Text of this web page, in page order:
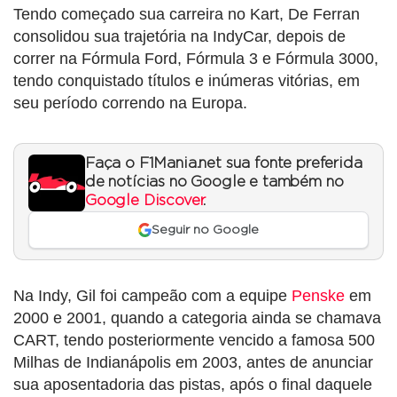
Tendo começado sua carreira no Kart, De Ferran
consolidou sua trajetória na IndyCar, depois de
correr na Fórmula Ford, Fórmula 3 e Fórmula 3000,
tendo conquistado títulos e inúmeras vitórias, em
seu período correndo na Europa.
Faça o F1Mania.net sua fonte preferida
de notícias no Google e também no
Google Discover.
Seguir no Google
Na Indy, Gil foi campeão com a equipe Penske em
2000 e 2001, quando a categoria ainda se chamava
CART, tendo posteriormente vencido a famosa 500
Milhas de Indianápolis em 2003, antes de anunciar
sua aposentadoria das pistas, após o final daquele